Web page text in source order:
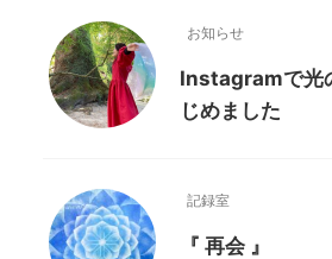
お知らせ
Instagramで光
じめました
記録室
『 再会 』